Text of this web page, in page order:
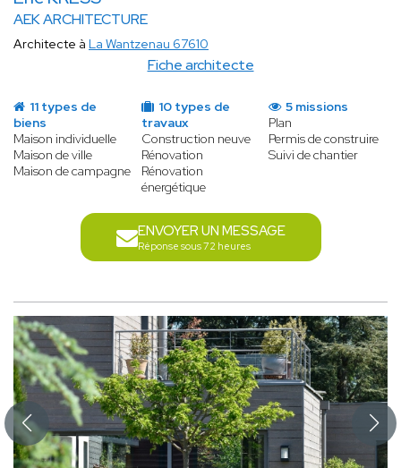
AEK ARCHITECTURE
Fiche architecte
Architecte à La Wantzenau 67610
11 types de
biens
Maison individuelle
Maison de ville
Maison de campagne
10 types de
travaux
Construction neuve
Rénovation
Rénovation
énergétique
5 missions
Plan
Permis de construire
Suivi de chantier
ENVOYER UN MESSAGE
Réponse sous 72 heures